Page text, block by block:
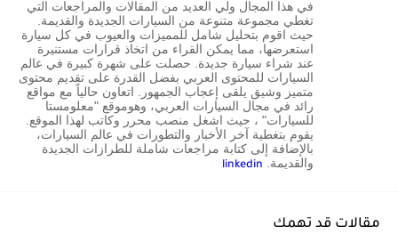
في هذا المجال ولي العديد من المقالات والمراجعات التي
تغطي مجموعة متنوعة من السيارات الجديدة والقديمة.
حيث اقوم بتحليل شامل للمميزات والعيوب في كل سيارة
استعرضها، مما يمكن القراء من اتخاذ قرارات مستنيرة
عند شراء سيارة جديدة. حصلت على شهرة كبيرة في عالم
السيارات للمحتوى العربي بفضل القدرة على تقديم محتوى
متميز وشيق يلقى إعجاب الجمهور. اتعاون حالياً مع مواقع
رائد في مجال السيارات العربي، وهوموقع "معلومستا
للسيارات" ، حيث اشغل منصب محرر وكاتب لهذا الموقع.
يقوم بتغطية آخر الأخبار والتطورات في عالم السيارات،
بالإضافة إلى كتابة مراجعات شاملة للطرازات الجديدة
والقديمة.
linkedin
مقالات قد تهمك